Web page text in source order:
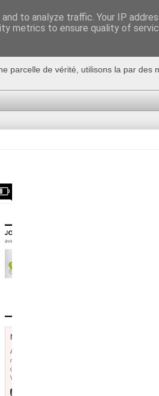
parcelle de vérité, utilisons la par des
to analyze traffic. Your IP
metrics to ensure quality of